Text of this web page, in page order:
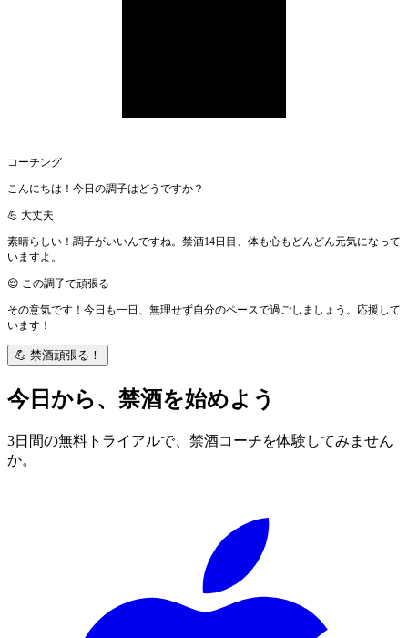
コーチング
こんにちは！今日の調子はどうですか？
💪 大丈夫
素晴らしい！調子がいいんですね。禁酒14日目、体も心もどんどん元気になって
いますよ。
😌 この調子で頑張る
その意気です！今日も一日、無理せず自分のペースで過ごしましょう。応援して
います！
💪 禁酒頑張る！
今日から、 禁酒を始めよう
3日間の無料トライアルで、禁酒コーチを体験してみません
か。